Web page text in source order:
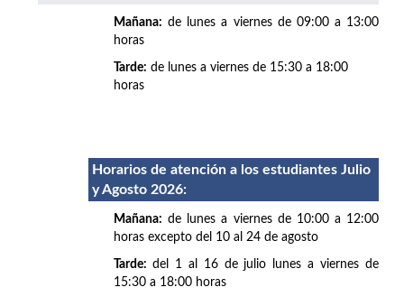
Mañana: de lunes a viernes de 09:00 a 13:00
horas
Tarde: de lunes a viernes de 15:30 a 18:00
horas
Horarios de atención a los estudiantes Julio
y Agosto 2026:
Mañana: de lunes a viernes de 10:00 a 12:00
horas excepto del 10 al 24 de agosto
Tarde: del 1 al 16 de julio lunes a viernes de
15:30 a 18:00 horas